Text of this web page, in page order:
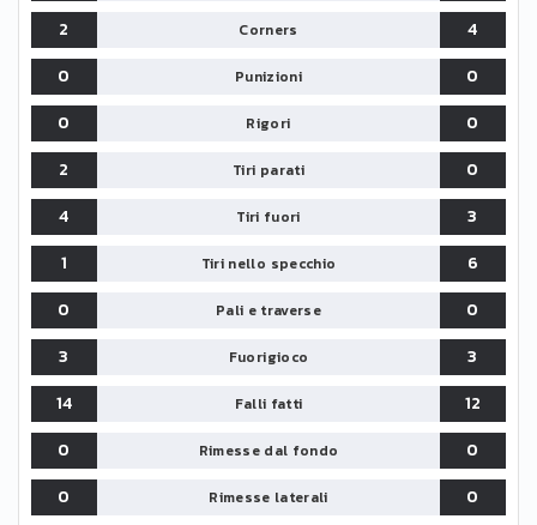
2
Corners
4
0
Punizioni
0
0
Rigori
0
2
Tiri parati
0
4
Tiri fuori
3
1
Tiri nello specchio
6
0
Pali e traverse
0
3
Fuorigioco
3
14
Falli fatti
12
0
Rimesse dal fondo
0
0
Rimesse laterali 0